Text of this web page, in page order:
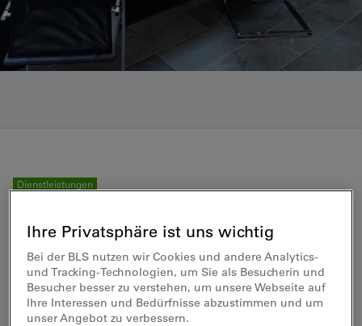
Dienstleistungen
Reisezentrum Belp
Reisezentrum
Ihre Privatsphäre ist uns wichtig
Bei der BLS nutzen wir Cookies und andere Analytics-
und Tracking-Technologien, um Sie als Besucherin und
Besucher besser zu verstehen, um unsere Webseite auf
Ihre Interessen und Bedürfnisse abzustimmen und um
unser Angebot zu verbessern.